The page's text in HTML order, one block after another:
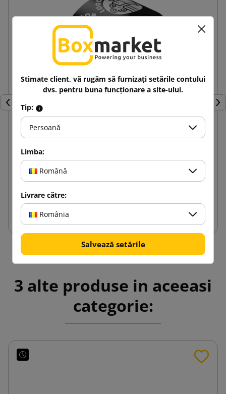
Inapoi
3 alte produse in aceeasi
categorie:
Stimate client, vă rugăm să furnizați setările contului
dvs. pentru buna funcționare a site-ului.
Tip:
Persoană
Limba:
Română
Livrare către:
România
Salvează setările